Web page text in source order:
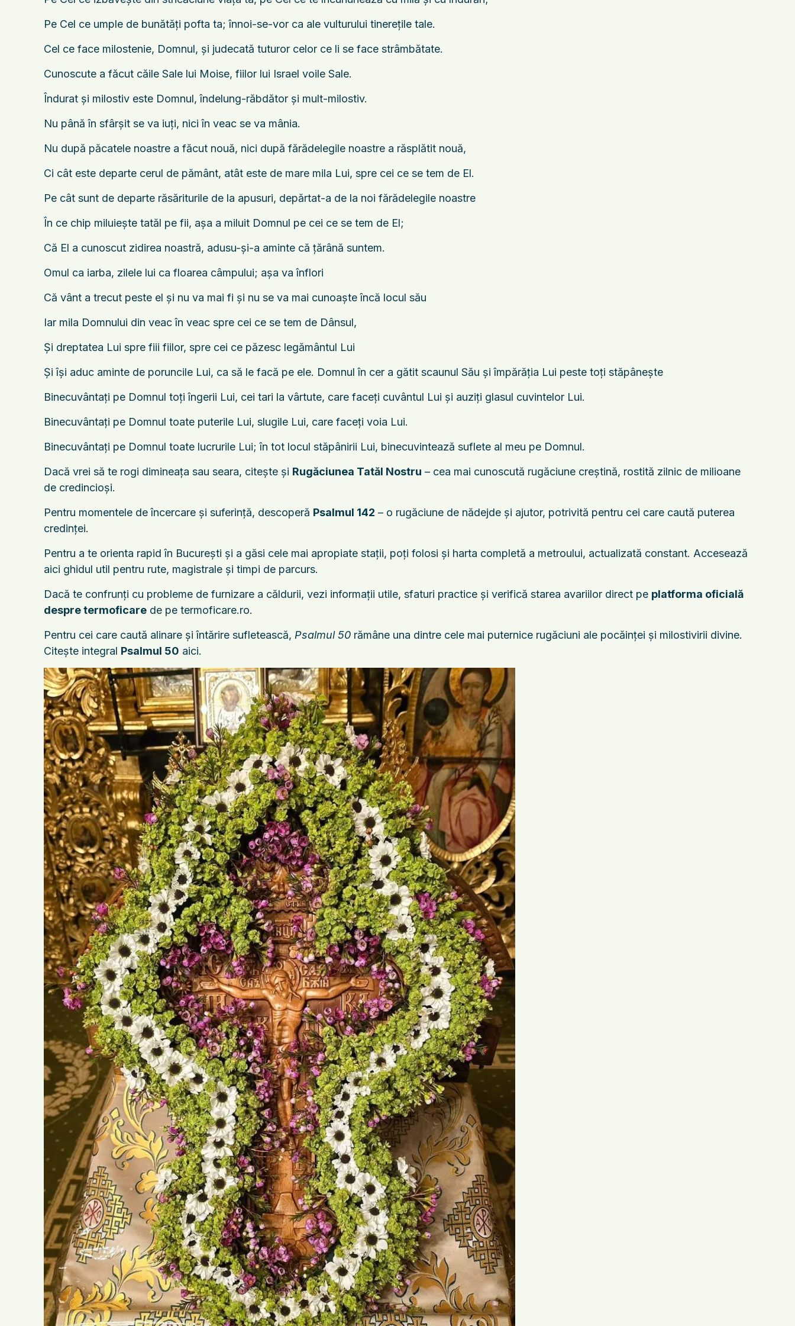
Pe Cel ce umple de bunătăţi pofta ta; înnoi-se-vor ca ale vulturului tinereţile tale.
Cel ce face milostenie, Domnul, şi judecată tuturor celor ce li se face strâmbătate.
Cunoscute a făcut căile Sale lui Moise, fiilor lui Israel voile Sale.
Îndurat şi milostiv este Domnul, îndelung-răbdător şi mult-milostiv.
Nu până în sfârşit se va iuţi, nici în veac se va mânia.
Nu după păcatele noastre a făcut nouă, nici după fărădelegile noastre a răsplătit nouă,
Ci cât este departe cerul de pământ, atât este de mare mila Lui, spre cei ce se tem de El.
Pe cât sunt de departe răsăriturile de la apusuri, depărtat-a de la noi fărădelegile noastre
În ce chip miluieşte tatăl pe fii, aşa a miluit Domnul pe cei ce se tem de El;
Că El a cunoscut zidirea noastră, adusu-şi-a aminte că ţărână suntem.
Omul ca iarba, zilele lui ca floarea câmpului; aşa va înflori
Că vânt a trecut peste el şi nu va mai fi şi nu se va mai cunoaşte încă locul său
Iar mila Domnului din veac în veac spre cei ce se tem de Dânsul,
Şi dreptatea Lui spre fiii fiilor, spre cei ce păzesc legământul Lui
Şi îşi aduc aminte de poruncile Lui, ca să le facă pe ele. Domnul în cer a gătit scaunul Său şi împărăţia Lui peste toţi stăpâneşte
Binecuvântaţi pe Domnul toţi îngerii Lui, cei tari la vârtute, care faceţi cuvântul Lui şi auziţi glasul cuvintelor Lui.
Binecuvântaţi pe Domnul toate puterile Lui, slugile Lui, care faceţi voia Lui.
Binecuvântaţi pe Domnul toate lucrurile Lui; în tot locul stăpânirii Lui, binecuvintează suflete al meu pe Domnul.
Dacă vrei să te rogi dimineața sau seara, citește și Rugăciunea Tatăl Nostru – cea mai cunoscută rugăciune creștină, rostită zilnic de milioane
de credincioși.
Pentru momentele de încercare și suferință, descoperă Psalmul 142 – o rugăciune de nădejde și ajutor, potrivită pentru cei care caută puterea
credinței.
Pentru a te orienta rapid în București și a găsi cele mai apropiate stații, poți folosi și harta completă a metroului, actualizată constant. Accesează
aici ghidul util pentru rute, magistrale și timpi de parcurs.
Dacă te confrunți cu probleme de furnizare a căldurii, vezi informații utile, sfaturi practice și verifică starea avariilor direct pe platforma oficială
despre termoficare de pe termoficare.ro.
Pentru cei care caută alinare și întărire sufletească, Psalmul 50 rămâne una dintre cele mai puternice rugăciuni ale pocăinței și milostivirii divine.
Citește integral Psalmul 50 aici.